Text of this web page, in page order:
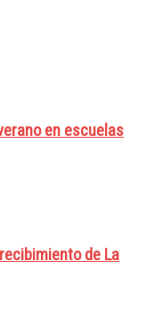
en escuelas
de La